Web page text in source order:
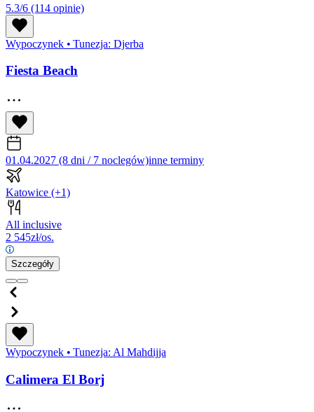
5.3/6 (114 opinie)
Wypoczynek • Tunezja: Djerba
Fiesta Beach
01.04.2027 (8 dni / 7 noclegów)inne terminy
Katowice (+1)
All inclusive
2 545zł/os.
Szczegóły
Wypoczynek • Tunezja: Al Mahdijja
Calimera El Borj